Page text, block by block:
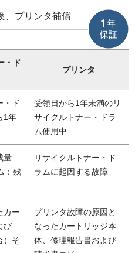
、プリンタ補償
・ド
プリンタ
・ド
1年
受領日から1年未満のリ
サイクルトナー・ドラ
ム使用中
量
：残
リサイクルトナー・ド
ラムに起因する故障
カー
び
）そ
プリンタ故障の原因と
なったカートリッジ本
体、修理報告書および